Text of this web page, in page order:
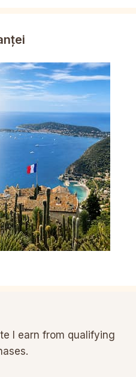
I earn from qualifying